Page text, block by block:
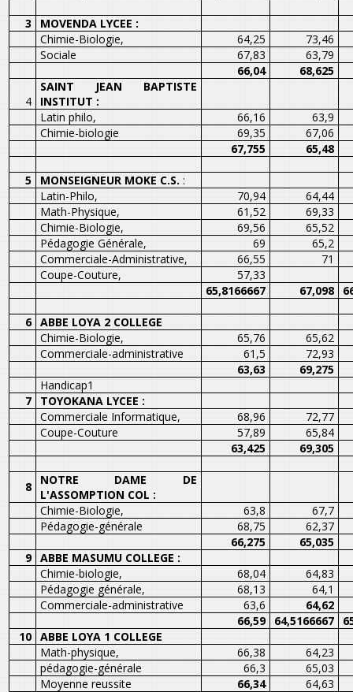
3
MOVENDA LYCEE :
Chimie-Biologie,
64,25
73,46
Sociale
67,83
63,79
66,04
68,625
4
SAINT JEAN BAPTISTE
INSTITUT :
Latin philo,
66,16
63,9
Chimie-biologie
69,35
67,06
67,755
65,48
5 MONSEIGNEUR MOKE C.S. :
Latin-Philo,
70,94
64,44
Math-Physique,
61,52
69,33
Chimie-Biologie,
69,56
65,52
Pédagogie Générale,
69
65,2
Commerciale-Administrative,
66,55
71
Coupe-Couture,
57,33
65,8166667
67,098
6 ABBE LOYA 2 COLLEGE
Chimie-Biologie,
65,76
65,62
Commerciale-administrative
61,5
72,93
63,63
69,275
Handicap1
7
TOYOKANA LYCEE :
Commerciale Informatique,
68,96
72,77
Coupe-Couture
57,89
65,84
63,425
69,305
8
NOTRE DAME DE
L'ASSOMPTION COL :
Chimie-Biologie,
63,8
67,7
Pédagogie-générale
68,75
62,37
66,275
65,035
9 ABBE MASUMU COLLEGE :
Chimie-biologie,
68,04
64,83
Pédagogie générale,
68,13
64,1
Commerciale-administrative
63,6
64,62
66,59
64,5166667
10 ABBE LOYA 1 COLLEGE
Math-physique,
66,38
64,23
pédagogie-générale
66,3
65,03
Moyenne reussite
66,34 64,63